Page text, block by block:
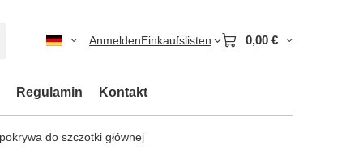
AnmeldenEinkaufslisten 0,00 €
Regulamin Kontakt
do szczotki głównej